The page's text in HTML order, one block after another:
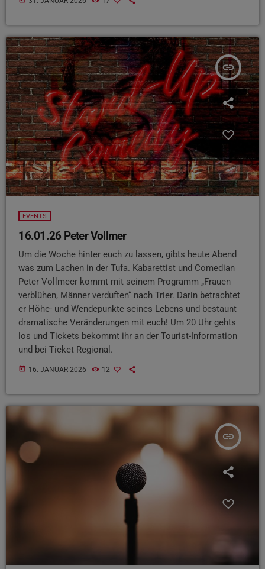
insert_link
EVENTS
16.01.26 Peter Vollmer
Um die Woche hinter euch zu lassen, gibts heute Abend
was zum Lachen in der Tufa. Kabarettist und Comedian
Peter Vollmeer kommt mit seinem Programm „Frauen
verblühen, Männer verduften“ nach Trier. Darin betrachtet
er Höhe- und Wendepunkte seines Lebens und bestaunt
dramatische Veränderungen mit euch! Um 20 Uhr gehts
los und Tickets bekommt ihr an der Tourist-Information
und bei Ticket Regional.
today 16. JANUAR 2026 12
insert_link